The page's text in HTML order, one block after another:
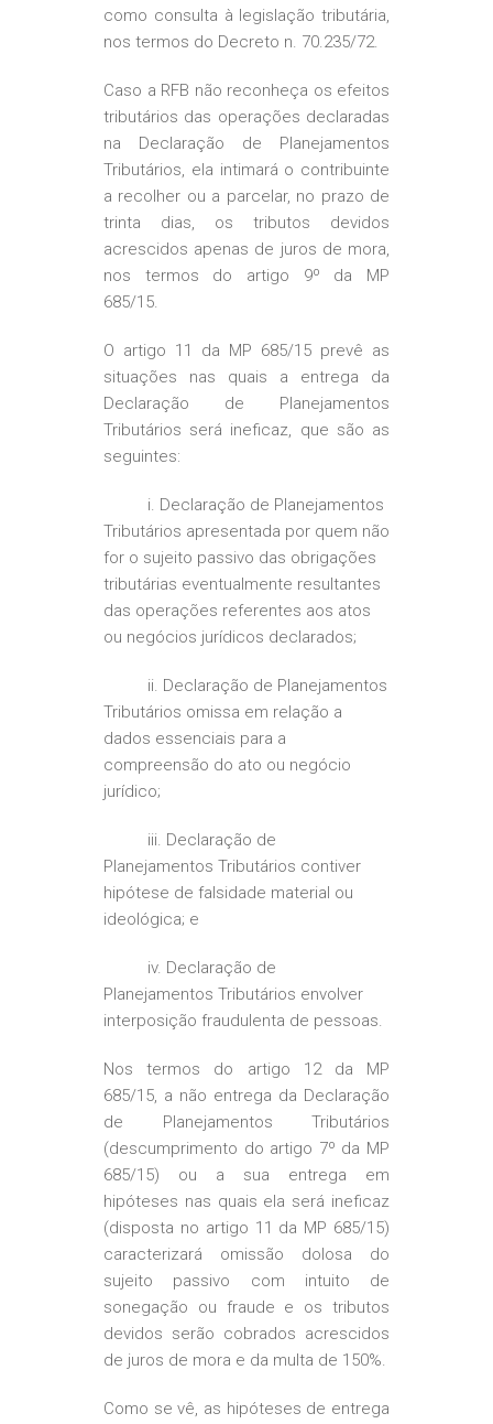
como consulta à legislação tributária,
nos termos do Decreto n. 70.235/72.
Caso a RFB não reconheça os efeitos
tributários das operações declaradas
na Declaração de Planejamentos
Tributários, ela intimará o contribuinte
a recolher ou a parcelar, no prazo de
trinta dias, os tributos devidos
acrescidos apenas de juros de mora,
nos termos do artigo 9º da MP
685/15.
O artigo 11 da MP 685/15 prevê as
situações nas quais a entrega da
Declaração de Planejamentos
Tributários será ineficaz, que são as
seguintes:
i. Declaração de Planejamentos
Tributários apresentada por quem não
for o sujeito passivo das obrigações
tributárias eventualmente resultantes
das operações referentes aos atos
ou negócios jurídicos declarados;
ii. Declaração de Planejamentos
Tributários omissa em relação a
dados essenciais para a
compreensão do ato ou negócio
jurídico;
iii. Declaração de
Planejamentos Tributários contiver
hipótese de falsidade material ou
ideológica; e
iv. Declaração de
Planejamentos Tributários envolver
interposição fraudulenta de pessoas.
Nos termos do artigo 12 da MP
685/15, a não entrega da Declaração
de Planejamentos Tributários
(descumprimento do artigo 7º da MP
685/15) ou a sua entrega em
hipóteses nas quais ela será ineficaz
(disposta no artigo 11 da MP 685/15)
caracterizará omissão dolosa do
sujeito passivo com intuito de
sonegação ou fraude e os tributos
devidos serão cobrados acrescidos
de juros de mora e da multa de 150%.
Como se vê, as hipóteses de entrega